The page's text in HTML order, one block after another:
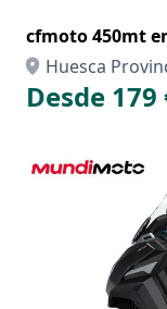
cfmoto 450mt
Huesca
Desde 179